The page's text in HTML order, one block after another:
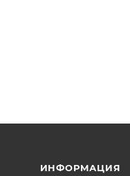
ИНФОРМАЦИЯ